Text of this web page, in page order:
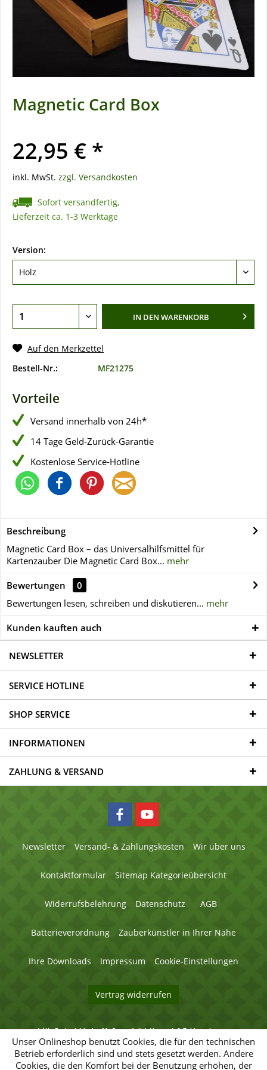
Magnetic Card Box
22,95 € *
inkl. MwSt. zzgl. Versandkosten
Sofort versandfertig,
Lieferzeit ca. 1-3 Werktage
Version:
IN DEN WARENKORB
Auf den Merkzettel
Bestell-Nr.:
MF21275
Vorteile
Versand innerhalb von 24h*
14 Tage Geld-Zurück-Garantie
Kostenlose Service-Hotline
Beschreibung
Magnetic Card Box – das Universalhilfsmittel für
Kartenzauber Die Magnetic Card Box... mehr
Bewertungen
0
Bewertungen lesen, schreiben und diskutieren... mehr
Kunden kauften auch
NEWSLETTER
SERVICE HOTLINE
SHOP SERVICE
INFORMATIONEN
ZAHLUNG & VERSAND
Newsletter Versand- & Zahlungskosten Wir über uns
Kontaktformular Sitemap Kategorieübersicht
Widerrufsbelehrung Datenschutz AGB
Batterieverordnung Zauberkünstler in Ihrer Nähe
Ihre Downloads Impressum Cookie-Einstellungen
Vertrag widerrufen
* Alle Preise inklusive MwSt. zuzüglichVersand- & Zahlungskosten.
© 2026 Magic Factory - Alle Rechte vorbehalten.
Umsetzung
des
Umsetzung
Unser Onlineshop benutzt Cookies, die für den technischen
Betrieb erforderlich sind und stets gesetzt werden. Andere
Cookies, die den Komfort bei der Benutzung erhöhen, der